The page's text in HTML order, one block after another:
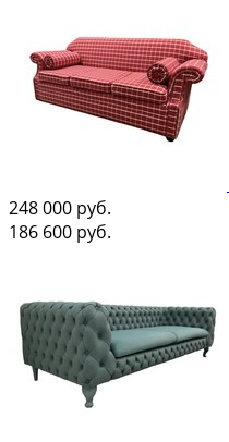
248 000 руб.
186 600 руб.